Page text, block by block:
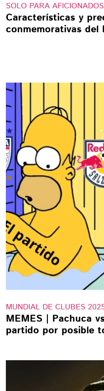
SOLO PARA AFICIONADOS
Características y
conmemorativas del
MUNDIAL DE CLUBES
MEMES | Pachuca
partido por posible